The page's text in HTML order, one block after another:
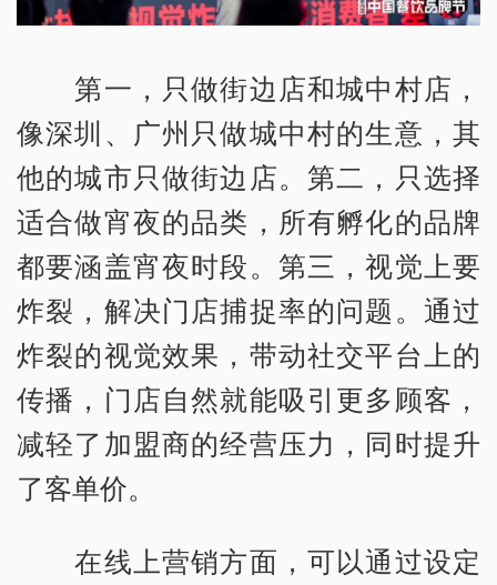
第一，只做街边店和城中村店，
像深圳、广州只做城中村的生意，其
他的城市只做街边店。第二，只选择
适合做宵夜的品类，所有孵化的品牌
都要涵盖宵夜时段。第三，视觉上要
炸裂，解决门店捕捉率的问题。通过
炸裂的视觉效果，带动社交平台上的
传播，门店自然就能吸引更多顾客，
减轻了加盟商的经营压力，同时提升
了客单价。
在线上营销方面，可以通过设定